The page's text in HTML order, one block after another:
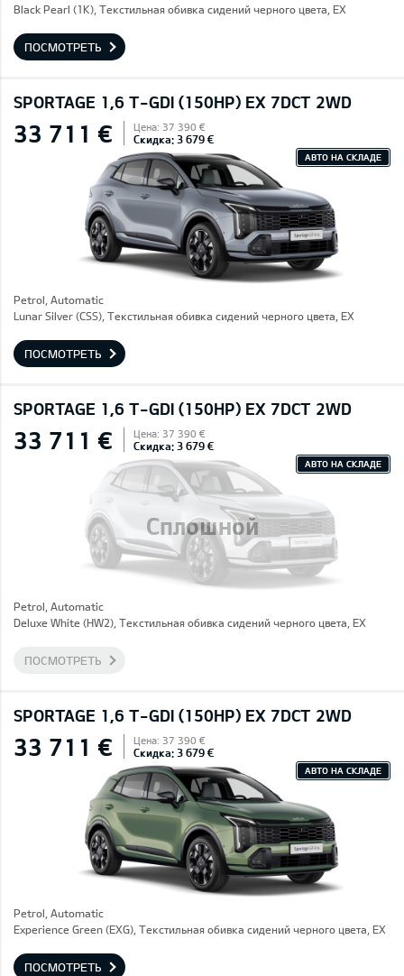
Black Pearl (1K), Текстильная обивка сидений черного цвета, EX
ПОСМОТРЕТЬ
SPORTAGE 1,6 T-GDI (150HP) EX 7DCT 2WD
33 711 € Цена: 37 390 €
Скидка: 3 679 €
АВТО НА СКЛАДЕ
Petrol, Automatic
Lunar Silver (CSS), Текстильная обивка сидений черного цвета, EX
ПОСМОТРЕТЬ
SPORTAGE 1,6 T-GDI (150HP) EX 7DCT 2WD
Сплошной
33 711 € Цена: 37 390 €
Скидка: 3 679 €
АВТО НА СКЛАДЕ
Petrol, Automatic
Deluxe White (HW2), Текстильная обивка сидений черного цвета, EX
ПОСМОТРЕТЬ
SPORTAGE 1,6 T-GDI (150HP) EX 7DCT 2WD
33 711 € Цена: 37 390 €
Скидка: 3 679 €
АВТО НА СКЛАДЕ
Petrol, Automatic
Experience Green (EXG), Текстильная обивка сидений черного цвета, EX
ПОСМОТРЕТЬ